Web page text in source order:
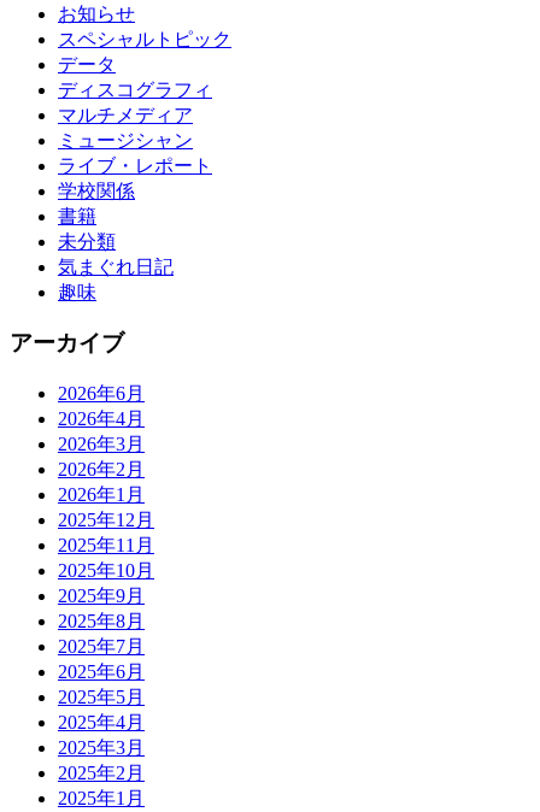
お知らせ
スペシャルトピック
データ
ディスコグラフィ
マルチメディア
ミュージシャン
ライブ・レポート
学校関係
書籍
未分類
気まぐれ日記
趣味
アーカイブ
2026年6月
2026年4月
2026年3月
2026年2月
2026年1月
2025年12月
2025年11月
2025年10月
2025年9月
2025年8月
2025年7月
2025年6月
2025年5月
2025年4月
2025年3月
2025年2月
2025年1月